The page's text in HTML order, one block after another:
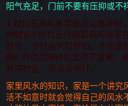
阳气充足，门前不要有压抑或不
4 财位忌冲风水学最忌尖角冲射
响财运5 财位忌污倘若厕所浴室
财位，令财运大打折扣，不但使
耗6 财位忌暗财位宜亮不宜暗，
有滞财运，需点长明灯。
家里风水的知识，家是一个讲究
活不如意时就会觉得自己的风水